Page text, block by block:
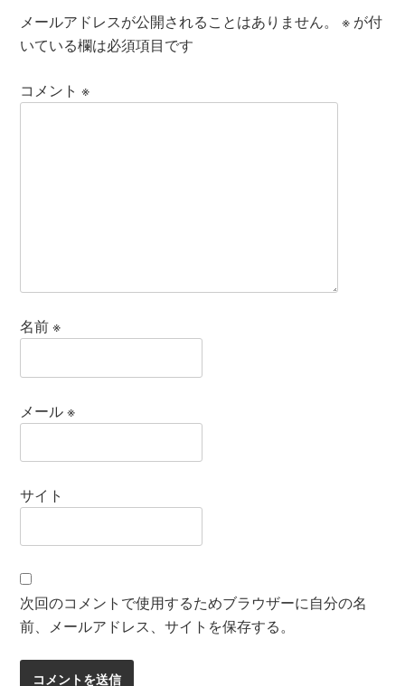
メールアドレスが公開されることはありません。 ※ が付
いている欄は必須項目です
コメント※
名前※
メール※
サイト
次回のコメントで使用するためブラウザーに自分の名
前、メールアドレス、サイトを保存する。